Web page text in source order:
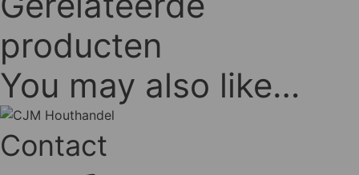
producten
You may also like…
Contact